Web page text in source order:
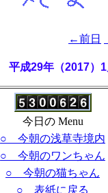
←前日
平成29年（2017
今日の Menu
○ 今朝の浅草寺境内
○ 今朝のワンちゃん
○ 今朝の猫ちゃん
○ 表紙に戻る